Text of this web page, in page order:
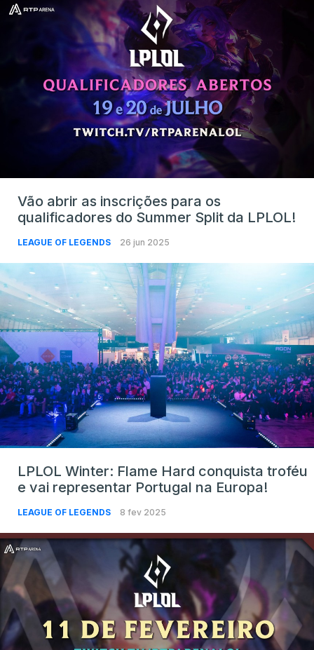
Vão abrir as inscrições para os
qualificadores do Summer Split da LPLOL!
LEAGUE OF LEGENDS 26 jun 2025
LPLOL Winter: Flame Hard conquista troféu
e vai representar Portugal na Europa!
LEAGUE OF LEGENDS 8 fev 2025